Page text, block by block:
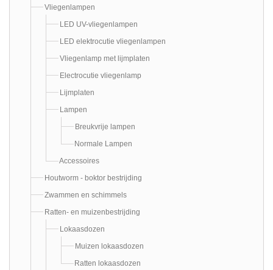
Vliegenlampen
LED UV-vliegenlampen
LED elektrocutie vliegenlampen
Vliegenlamp met lijmplaten
Electrocutie vliegenlamp
Lijmplaten
Lampen
Breukvrije lampen
Normale Lampen
Accessoires
Houtworm - boktor bestrijding
Zwammen en schimmels
Ratten- en muizenbestrijding
Lokaasdozen
Muizen lokaasdozen
Ratten lokaasdozen